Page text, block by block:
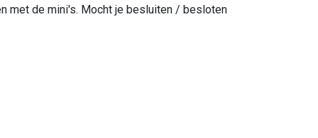
met de mini's. Mocht je besluiten / besloten